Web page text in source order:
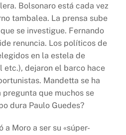
p
y
Li
n
k
Bolsonaro está cada vez
tambalea. La prensa sube
se investigue. Fernando
renuncia. Los políticos de
en la estela de
etc.), dejaron el barco hace
Mandetta se ha
pregunta que muchos se
dura Paulo Guedes?
a Moro a ser su «súper-